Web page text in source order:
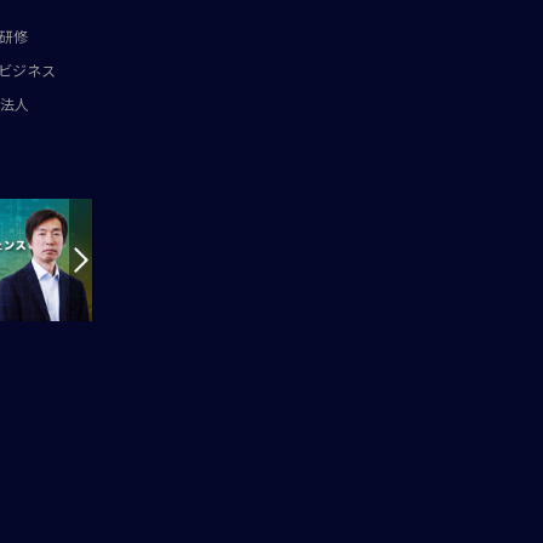
修
ジネス
人